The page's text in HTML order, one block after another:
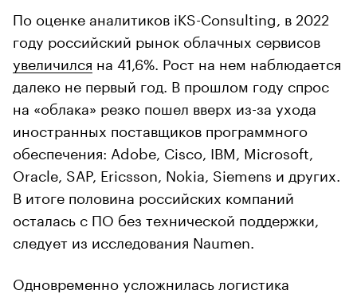
По оценке аналитиков iKS-Consulting, в 2022
году российский рынок облачных сервисов
увеличился на 41,6%. Рост на нем наблюдается
далеко не первый год. В прошлом году спрос
на «облака» резко пошел вверх из-за ухода
иностранных поставщиков программного
обеспечения: Adobe, Cisco, IBM, Microsoft,
Oracle, SAP, Ericsson, Nokia, Siemens и других.
В итоге половина российских компаний
осталась с ПО без технической поддержки,
следует из исследования Naumen.
Одновременно усложнилась логистика